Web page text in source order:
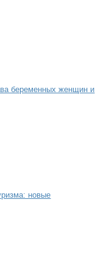
беременных женщин и
новые